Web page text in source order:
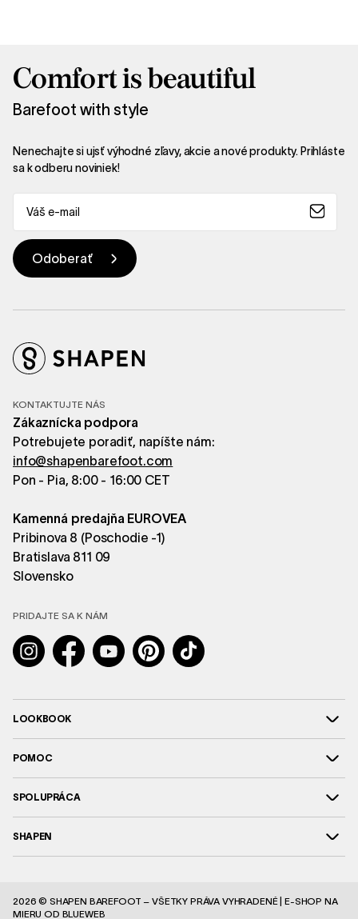
Comfort is beautiful
Barefoot with style
Nenechajte si ujsť výhodné zľavy, akcie a nové produkty. Prihláste
sa k odberu noviniek!
KONTAKTUJTE NÁS
Zákaznícka podpora
Potrebujete poradiť, napíšte nám:
info@shapenbarefoot.com
Pon - Pia, 8:00 - 16:00 CET
Kamenná predajňa EUROVEA
Pribinova 8 (Poschodie -1)
Bratislava 811 09
Slovensko
PRIDAJTE SA K NÁM
InstagramFacebookYouTubePinterestTikTok
LOOKBOOK
POMOC
SPOLUPRÁCA
SHAPEN
2026 © SHAPEN BAREFOOT – VŠETKY PRÁVA VYHRADENÉ | E-SHOP NA
MIERU OD BLUEWEB